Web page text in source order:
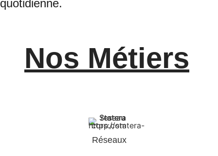
quotidienne.
Nos Métiers
Réseaux